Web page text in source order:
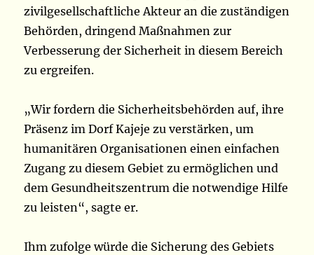
zivilgesellschaftliche Akteur an die zuständigen
Behörden, dringend Maßnahmen zur
Verbesserung der Sicherheit in diesem Bereich
zu ergreifen.
„Wir fordern die Sicherheitsbehörden auf, ihre
Präsenz im Dorf Kajeje zu verstärken, um
humanitären Organisationen einen einfachen
Zugang zu diesem Gebiet zu ermöglichen und
dem Gesundheitszentrum die notwendige Hilfe
zu leisten“, sagte er.
Ihm zufolge würde die Sicherung des Gebiets